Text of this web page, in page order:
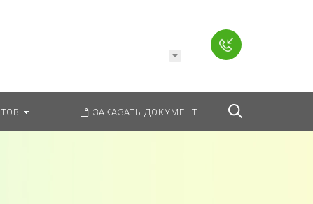
ЗАКАЗАТЬ ДОКУМЕНТ